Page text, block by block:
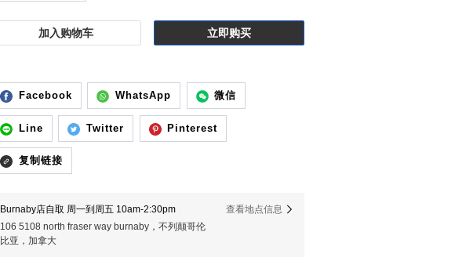
加入购物车 立即购买
Facebook WhatsApp 微信
Line Twitter Pinterest
复制链接
Burnaby店自取 周一到周五 10am-2:30pm
106 5108 north fraser way burnaby，不列颠哥伦
比亚，加拿大
查看地点信息